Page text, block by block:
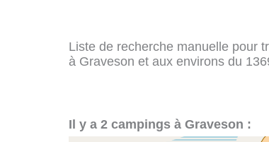
Liste de recherche manuelle pour
à Graveson et aux environs du
Il y a 2 campings à Graveson :